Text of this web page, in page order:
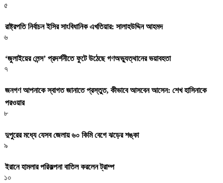
৫
রাষ্ট্রপতি নির্বাচন ইসির সাংবিধানিক এখতিয়ার: সালাহউদ্দিন আহমদ
৬
‘জুলাইয়ের লেন্স’ প্রদর্শনীতে ফুটে উঠেছে গণঅভ্যুত্থানের ভয়াবহতা
৭
জনগণ আপনাকে স্বাগত জানাতে প্রস্তুত, কীভাবে আসবেন আসেন: শেখ হাসিনাকে
পরওয়ার
৮
দুপুরের মধ্যে যেসব জেলায় ৬০ কিমি বেগে ঝড়ের শঙ্কা
৯
ইরানে হামলার পরিকল্পনা বাতিল করলেন ট্রাম্প
১০